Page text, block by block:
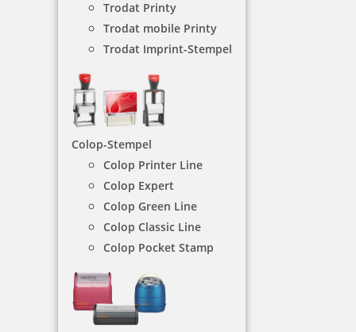
Trodat Printy
Trodat mobile Printy
Trodat Imprint-Stempel
Colop-Stempel
Colop Printer Line
Colop Expert
Colop Green Line
Colop Classic Line
Colop Pocket Stamp
NACH WUNSCHSTEMPEL FILTERN
€-
€+
4 Artikel in der Kategorie
Heri Füllfederhalter Promesa mit Stempel Gehäuse schwarz